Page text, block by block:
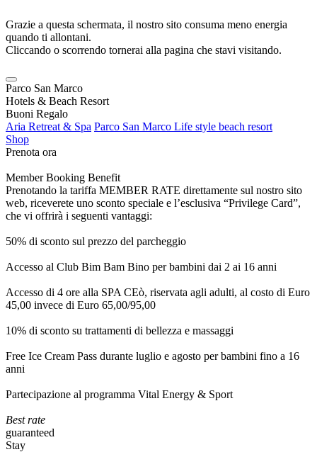
Grazie a questa schermata, il nostro sito consuma meno energia
quando ti allontani.
Cliccando o scorrendo tornerai alla pagina che stavi visitando.
Parco San Marco
Hotels & Beach Resort
Buoni Regalo
Aria Retreat & Spa Parco San Marco Life style beach resort
Shop
Prenota ora
Member Booking Benefit
Prenotando la tariffa MEMBER RATE direttamente sul nostro sito
web, riceverete uno sconto speciale e l’esclusiva “Privilege Card”,
che vi offrirà i seguenti vantaggi:
50% di sconto sul prezzo del parcheggio
Accesso al Club Bim Bam Bino per bambini dai 2 ai 16 anni
Accesso di 4 ore alla SPA CEò, riservata agli adulti, al costo di Euro
45,00 invece di Euro 65,00/95,00
10% di sconto su trattamenti di bellezza e massaggi
Free Ice Cream Pass durante luglio e agosto per bambini fino a 16
anni
Partecipazione al programma Vital Energy & Sport
Best rate
guaranteed
Stay